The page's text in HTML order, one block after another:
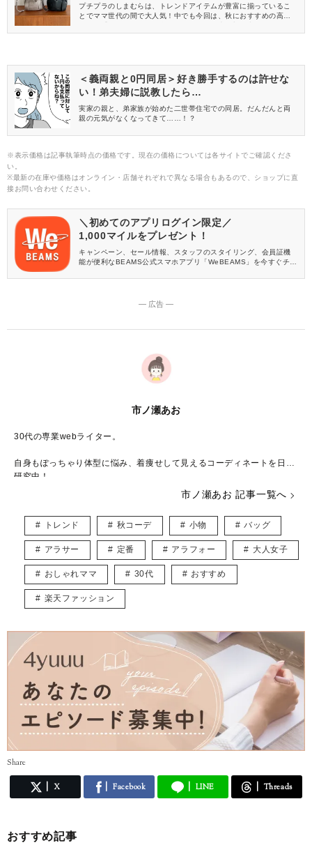
プチプラのしまむらは、トレンドアイテムが豊富に揃っているこ
とでママ世代の間で大人気！中でも今回は、秋におすすめの高見
今すぐ買わなきゃ損ですよ♡
＜義両親と0円同居＞好き勝手するのは許せな
い！弟夫婦に説教したら…
実家の親と、弟家族が始めた二世帯住宅での同居。だんだんと両
親の元気がなくなってきて……！？
※表示価格は記事執筆時点の価格です。現在の価格については各サイトでご確認くださ
い。
※最新の在庫や価格はオンライン・店舗それぞれで異なる場合もあるので、ショップに直
接お問い合わせください。
＼初めてのアプリログイン限定／
1,000マイルをプレゼント！
キャンペーン、セール情報、スタッフのスタイリング、会員証機
能が便利なBEAMS公式スマホアプリ「WeBEAMS」を今すぐチェ
― 広告 ―
市ノ瀬あお
30代の専業webライター。
自身もぽっちゃり体型に悩み、着痩せして見えるコーディネートを日々
研究中！
甘いものには目が無いのでスイーツを楽しみつつも、健康的な体型を目
読者さんと同じ目線だからこそ書ける、見て・読んで楽しめる記事づく
りを心がけています。
https://x.com/2929_sdn
市ノ瀬あお 記事一覧へ
トレンド 秋コーデ 小物 バッグ
アラサー 定番 アラフォー 大人女子
おしゃれママ 30代 おすすめ
楽天ファッション
Share
X Facebook LINE Threads
おすすめ記事